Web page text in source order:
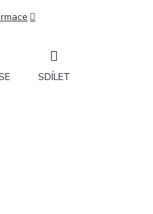
SDÍLET